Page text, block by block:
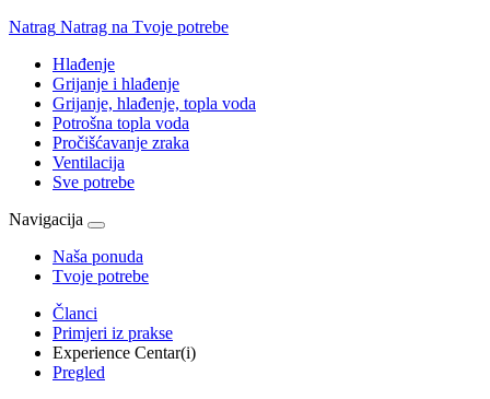
Natrag Natrag na Tvoje potrebe
Hlađenje
Grijanje i hlađenje
Grijanje, hlađenje, topla voda
Potrošna topla voda
Pročišćavanje zraka
Ventilacija
Sve potrebe
Navigacija
Naša ponuda
Tvoje potrebe
Članci
Primjeri iz prakse
Experience Centar(i)
Pregled